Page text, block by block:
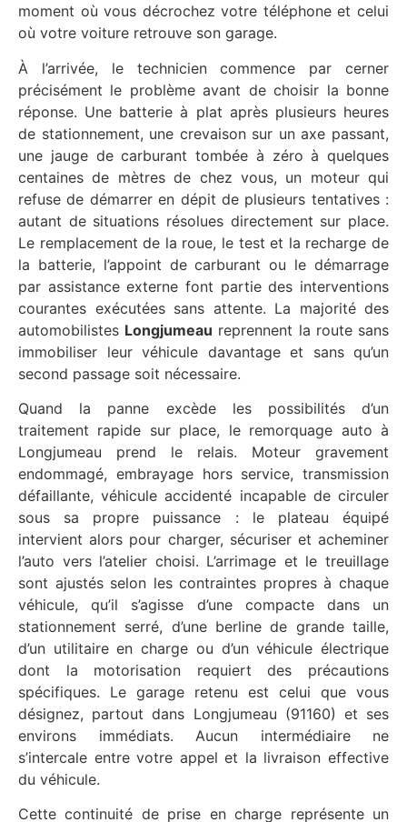
moment où vous décrochez votre téléphone et celui
où votre voiture retrouve son garage.
À l’arrivée, le technicien commence par cerner
précisément le problème avant de choisir la bonne
réponse. Une batterie à plat après plusieurs heures
de stationnement, une crevaison sur un axe passant,
une jauge de carburant tombée à zéro à quelques
centaines de mètres de chez vous, un moteur qui
refuse de démarrer en dépit de plusieurs tentatives :
autant de situations résolues directement sur place.
Le remplacement de la roue, le test et la recharge de
la batterie, l’appoint de carburant ou le démarrage
par assistance externe font partie des interventions
courantes exécutées sans attente. La majorité des
automobilistes Longjumeau reprennent la route sans
immobiliser leur véhicule davantage et sans qu’un
second passage soit nécessaire.
Quand la panne excède les possibilités d’un
traitement rapide sur place, le remorquage auto à
Longjumeau prend le relais. Moteur gravement
endommagé, embrayage hors service, transmission
défaillante, véhicule accidenté incapable de circuler
sous sa propre puissance : le plateau équipé
intervient alors pour charger, sécuriser et acheminer
l’auto vers l’atelier choisi. L’arrimage et le treuillage
sont ajustés selon les contraintes propres à chaque
véhicule, qu’il s’agisse d’une compacte dans un
stationnement serré, d’une berline de grande taille,
d’un utilitaire en charge ou d’un véhicule électrique
dont la motorisation requiert des précautions
spécifiques. Le garage retenu est celui que vous
désignez, partout dans Longjumeau (91160) et ses
environs immédiats. Aucun intermédiaire ne
s’intercale entre votre appel et la livraison effective
du véhicule.
Cette continuité de prise en charge représente un